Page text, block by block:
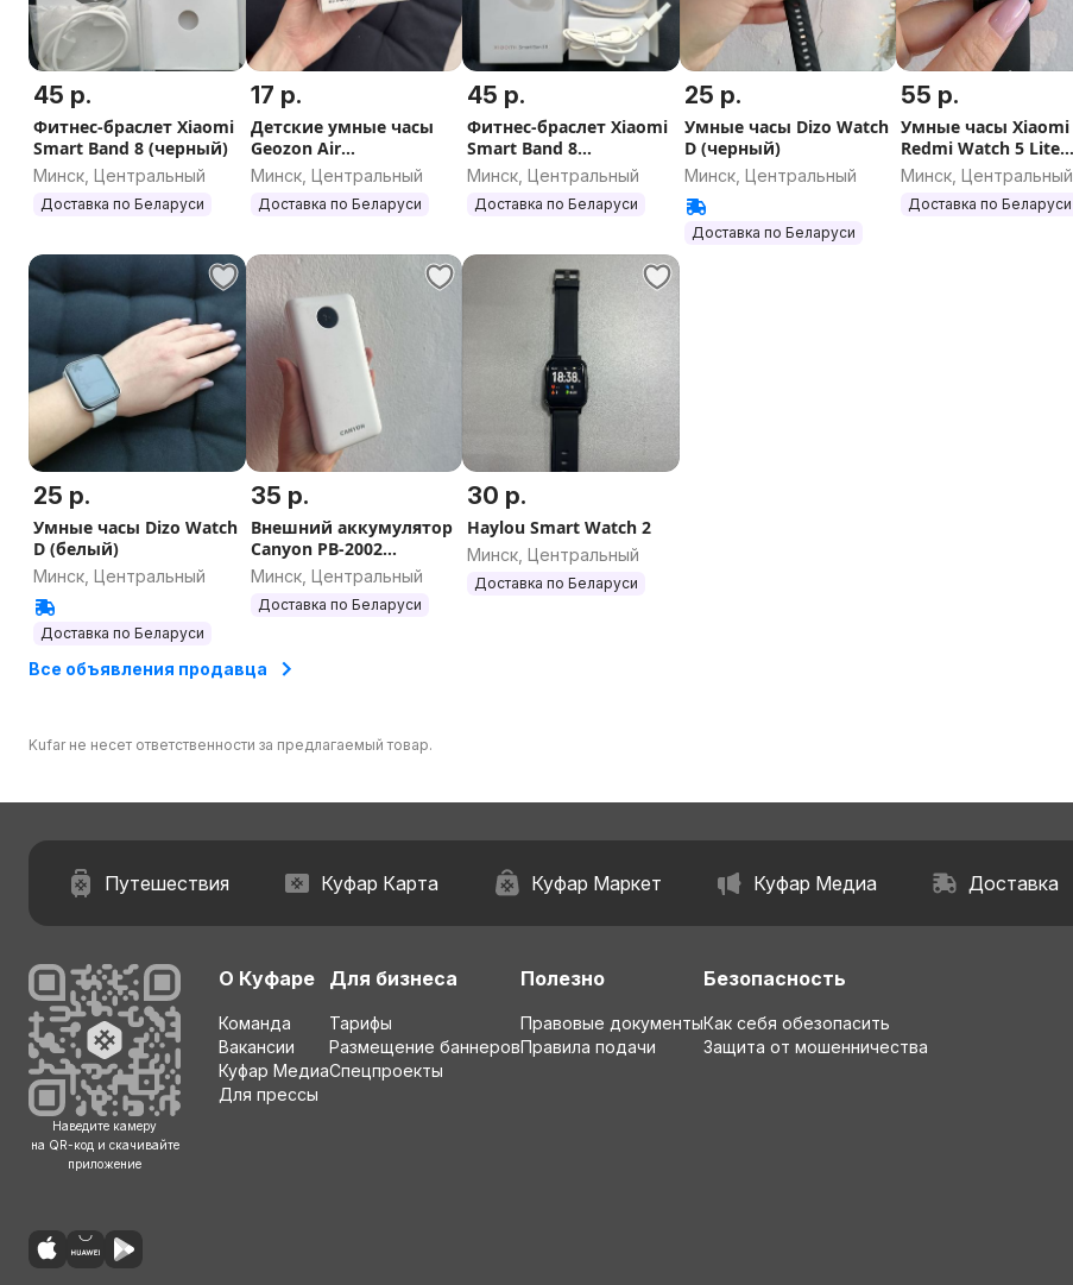
45 р.
Фитнес-браслет Xiaomi
Smart Band 8 (черный)
Минск, Центральный
Доставка по Беларуси
17 р.
Детские умные часы
Geozon Air
(оранжевый)
Минск, Центральный
Доставка по Беларуси
45 р.
Фитнес-браслет Xiaomi
Smart Band 8
(золотистый)
Минск, Центральный
Доставка по Беларуси
25 р.
Умные часы Dizo Watch
D (черный)
Минск, Центральный
Доставка по Беларуси
55 р.
Умные часы Xiaomi
Redmi Watch 5 Lite
(черный)
Минск, Центральный
Доставка по Беларуси
25 р.
Умные часы Dizo Watch
D (белый)
Минск, Центральный
Доставка по Беларуси
35 р.
Внешний аккумулятор
Canyon PB-2002
20000mAh
Минск, Центральный
Доставка по Беларуси
30 р.
Haylou Smart Watch 2
Минск, Центральный
Доставка по Беларуси
Все объявления продавца
Kufar не несет ответственности за предлагаемый товар.
Путешествия Куфар Карта Куфар Маркет Куфар Медиа Доставка
Наведите камеру
на QR-код и скачивайте
приложение
О Куфаре
Команда
Вакансии
Куфар Медиа
Для прессы
Для бизнеса
Тарифы
Размещение баннеров
Спецпроекты
Полезно
Правовые документы
Правила подачи
Безопасность
Как себя обезопасить
Защита от мошенничества